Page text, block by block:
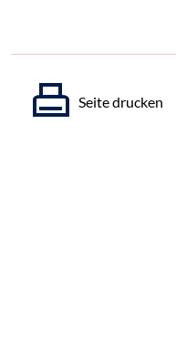
Seite drucken